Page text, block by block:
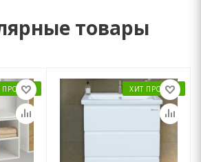
товары
ПРОДАЖ ХИТ ПРОДАЖ